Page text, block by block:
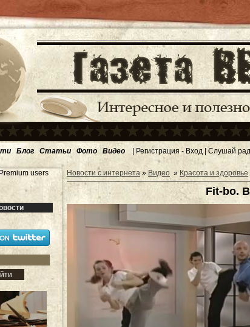
Блог Статьи Фото Видео | Регистрация - Вход | Слушай
users
Новости с интернета » Видео » Красота и здоровье
Fit-bo.